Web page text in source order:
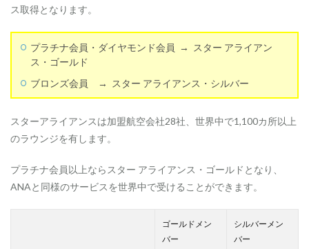
ス取得となります。
プラチナ会員・ダイヤモンド会員 → スター アライアン
ス・ゴールド
ブロンズ会員 → スター アライアンス・シルバー
スターアライアンスは加盟航空会社28社、世界中で1,100カ所以上
のラウンジを有します。
プラチナ会員以上ならスター アライアンス・ゴールドとなり、
ANAと同様のサービスを世界中で受けることができます。
ゴールドメン
バー
シルバーメン
バー